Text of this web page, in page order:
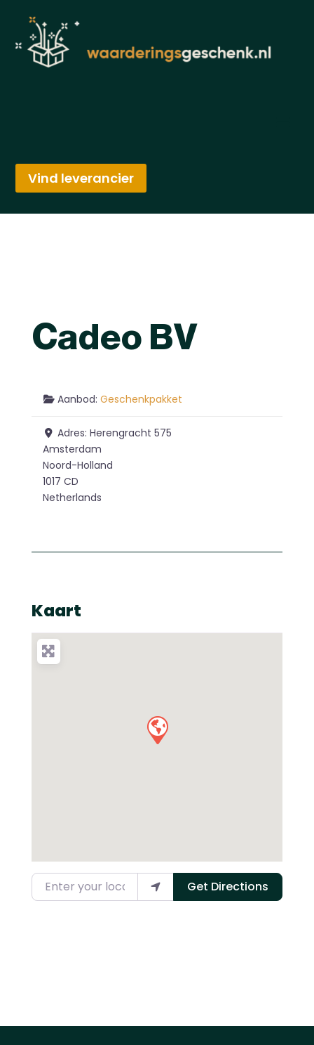
Vind leverancier
Cadeo BV
Aanbod:Geschenkpakket
Adres:Herengracht 575
Amsterdam
Noord-Holland
1017 CD
Netherlands
Kaart
Enter your location Get Directions